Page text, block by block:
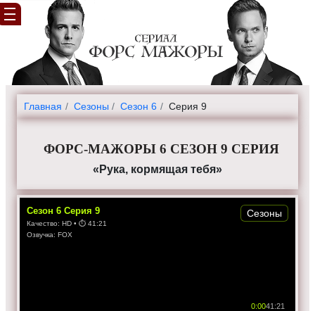
Главная Cезоны Сезон 6 Серия 9
ФОРС-МАЖОРЫ 6 СЕЗОН 9 СЕРИЯ
«Рука, кормящая тебя»
Сезон 6 Серия 9
Качество: HD • ⏱ 41:21
Озвучка: FOX
0:0041:21
Сезоны